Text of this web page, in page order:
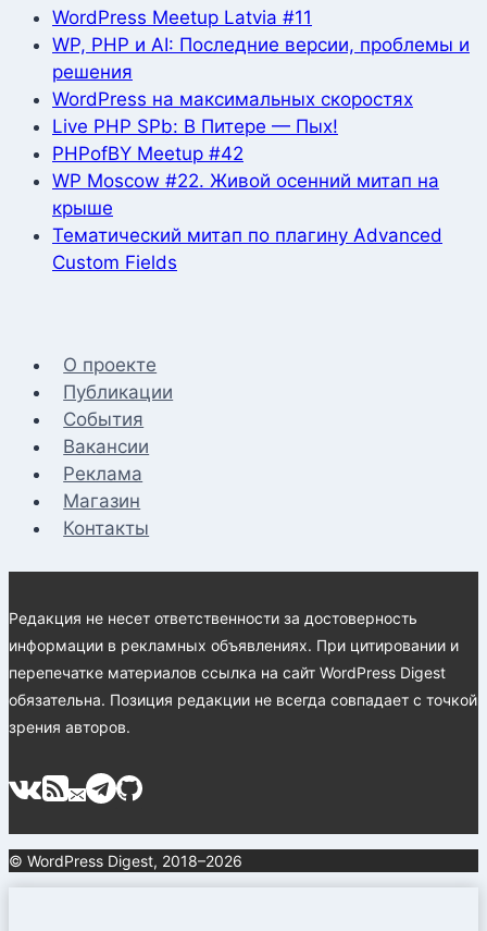
WordPress Meetup Latvia #11
WP, PHP и AI: Последние версии, проблемы и
решения
WordPress на максимальных скоростях
Live PHP SPb: В Питере — Пых!
PHPofBY Meetup #42
WP Moscow #22. Живой осенний митап на
крыше
Тематический митап по плагину Advanced
Custom Fields
О проекте
Публикации
События
Вакансии
Реклама
Магазин
Контакты
Редакция не несет ответственности за достоверность
информации в рекламных объявлениях. При цитировании и
перепечатке материалов ссылка на сайт WordPress Digest
обязательна. Позиция редакции не всегда совпадает с точкой
зрения авторов.
© WordPress Digest, 2018–2026